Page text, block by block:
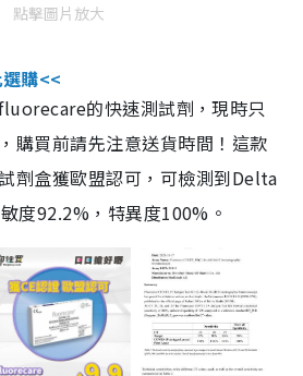
點擊圖片放大
購<<
的快速測試劑，現時只
購買前請先注意送貨時間！這款
劑盒獲歐盟認可，可檢測到Delta
度92.2%，特異度100%。